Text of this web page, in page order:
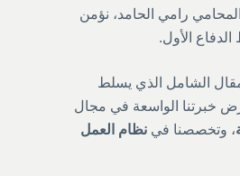
رامي الحامد، نؤمن
الأول.
الشامل الذي يسلط
خبرتنا الواسعة في مجال
، وتخصصنا في نظام العمل